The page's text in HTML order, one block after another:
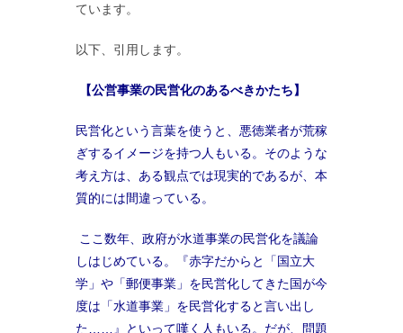
ています。
以下、引用します。
【公営事業の民営化のあるべきかたち】
民営化という言葉を使うと、悪徳業者が荒稼
ぎするイメージを持つ人もいる。そのような
考え方は、ある観点では現実的であるが、本
質的には間違っている。
ここ数年、政府が水道事業の民営化を議論
しはじめている。『赤字だからと「国立大
学」や「郵便事業」を民営化してきた国が今
度は「水道事業」を民営化すると言い出し
た……』といって嘆く人もいる。だが、問題